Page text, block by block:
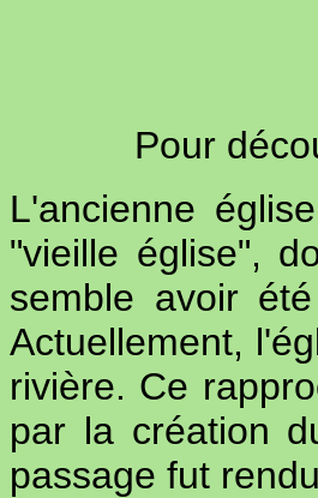
Pour
L'ancienne
"vieille église",
semble avoir
Actuellement,
rivière. Ce
par la création
passage fut